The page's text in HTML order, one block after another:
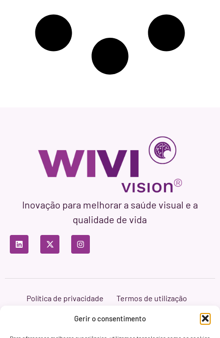
Gerir o consentimento
Inovação para melhorar a saúde visual e a
qualidade de vida
Política de privacidade
Termos de utilização
Branding & Web ASH Proyectos Creativos